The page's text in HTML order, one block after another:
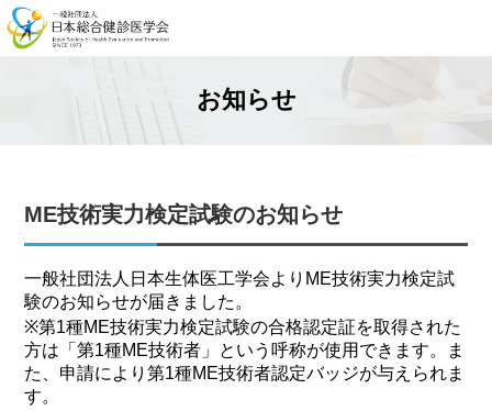
お知らせ
ME技術実力検定試験のお知らせ
一般社団法人日本生体医工学会よりME技術実力検定試
験のお知らせが届きました。
※第1種ME技術実力検定試験の合格認定証を取得された
方は「第1種ME技術者」という呼称が使用できます。ま
た、申請により第1種ME技術者認定バッジが与えられま
す。